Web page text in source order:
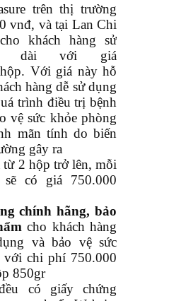
trên thị trường
vnđ, và tại Lan Chi
khách hàng sử
dài với giá
Với giá này hỗ
hàng dễ sử dụng
trình điều trị bệnh
vệ sức khỏe phòng
mãn tính do biến
gây ra
2 hộp trở lên, mỗi
sẽ có giá 750.000
chính hãng, bảo
cho khách hàng
và bảo vệ sức
với chi phí 750.000
850gr
có giấy chứng